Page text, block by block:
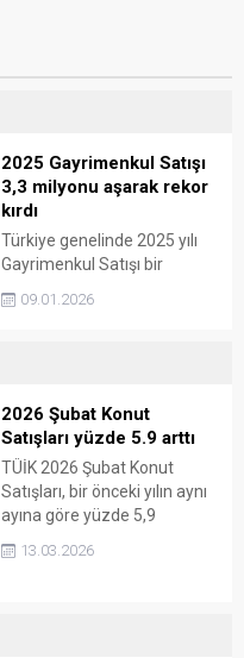
2025 Gayrimenkul Satışı
3,3 milyonu aşarak rekor
kırdı
Türkiye genelinde 2025 yılı
Gayrimenkul Satışı bir
artışla 3,3 milyonu aşarak
Türkiye genelinde 2025 yılı
Gayrimenkul Satışı 3 milyon
332 bin 994 adet oldu. Aynı
şekilde elde edilen tapu
harcı geliri 168 milyar lirayı
aştı....
09.01.2026
2026 Şubat Konut
Satışları yüzde 5.9 arttı
TÜİK 2026 Şubat Konut
Satışları, bir önceki yılın aynı
ayına göre yüzde 5,9
satışı da yüzde 2,9 düştü.
13.03.2026